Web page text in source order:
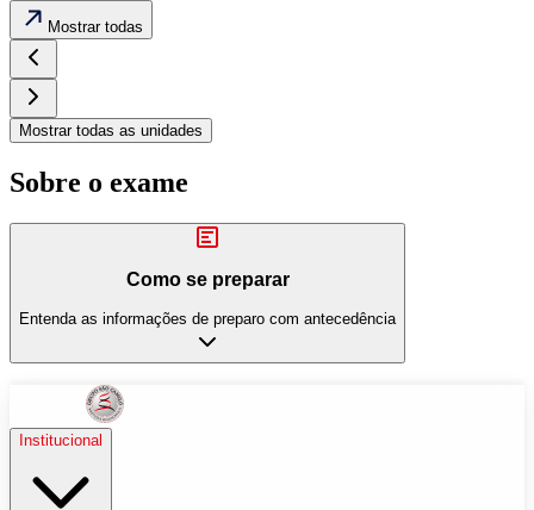
Mostrar todas
Mostrar todas as unidades
Sobre o exame
Como se preparar
Entenda as informações de preparo com antecedência
Institucional